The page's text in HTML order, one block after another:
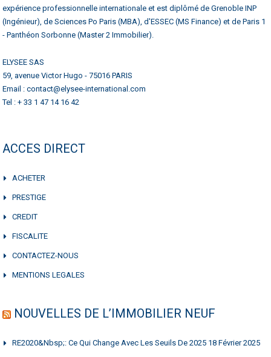
expérience professionnelle internationale et est diplômé de Grenoble INP
(Ingénieur), de Sciences Po Paris (MBA), d'ESSEC (MS Finance) et de Paris 1
- Panthéon Sorbonne (Master 2 Immobilier).
ELYSEE SAS
59, avenue Victor Hugo - 75016 PARIS
Email : contact@elysee-international.com
Tel : + 33 1 47 14 16 42
ACCES DIRECT
ACHETER
PRESTIGE
CREDIT
FISCALITE
CONTACTEZ-NOUS
MENTIONS LEGALES
NOUVELLES DE L’IMMOBILIER NEUF
RE2020&nbsp;: Ce Qui Change Avec Les Seuils De 2025 18 Février 2025